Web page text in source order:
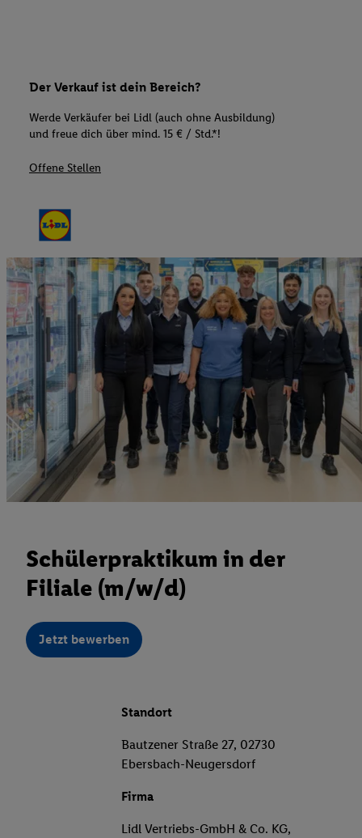
Der Verkauf ist dein Bereich?
Werde Verkäufer bei Lidl (auch ohne Ausbildung)
und freue dich über mind. 15 € / Std.*!
Offene Stellen
Schülerpraktikum in der
Filiale (m/w/d)
Jetzt bewerben
Standort
Bautzener Straße 27, 02730
Ebersbach-Neugersdorf
Firma
Lidl Vertriebs-GmbH & Co. KG,